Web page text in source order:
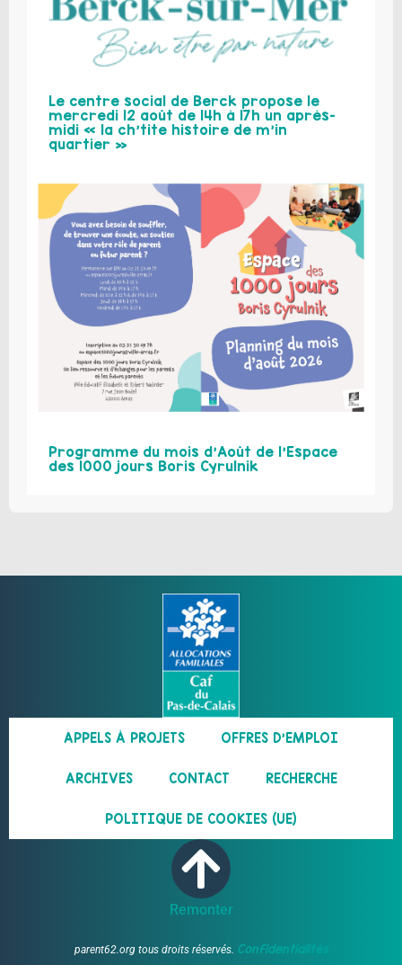
Le centre social de Berck propose le
mercredi 12 août de 14h à 17h un après-
midi « la ch’tite histoire de m’in
quartier »
Programme du mois d’Août de l’Espace
des 1000 jours Boris Cyrulnik
APPELS À PROJETS OFFRES D’EMPLOI
ARCHIVES CONTACT RECHERCHE
POLITIQUE DE COOKIES (UE)
Remonter
parent62.org tous droits réservés. Confidentialités